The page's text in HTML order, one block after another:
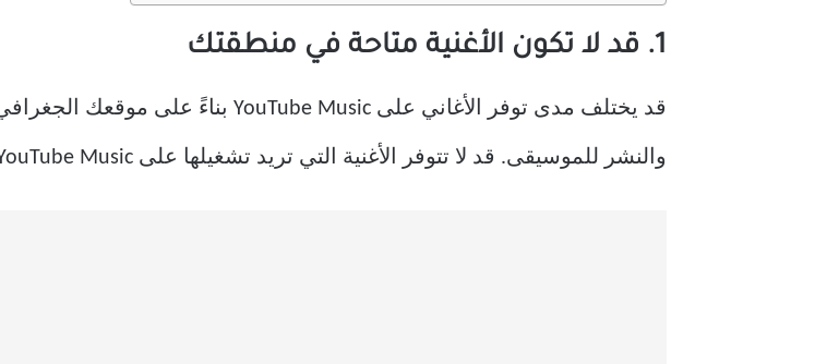
1. قد لا تكون الأغنية متاحة في منطقتك
والنشر للموسيقى. قد لا تتوفر الأغنية التي تريد تشغيلها على YouTube Music بسبب قيود الترخيص.